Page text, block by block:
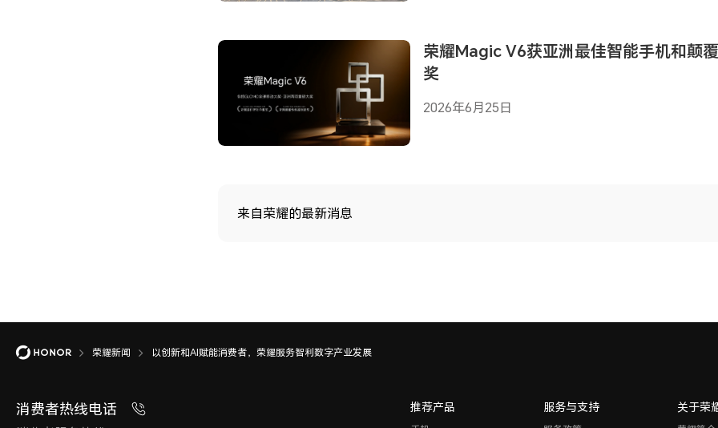
荣耀Magic V6获亚洲最佳智能手机和颠
奖
2026年6月25日
来自荣耀的最新消息
荣耀新闻 以创新和AI赋能消费者，荣耀服务智利数字产业发展
消费者热线电话 推荐产品 服务与支持 关于荣